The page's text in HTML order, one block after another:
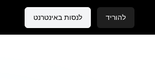
לנסות באינטרנט להוריד